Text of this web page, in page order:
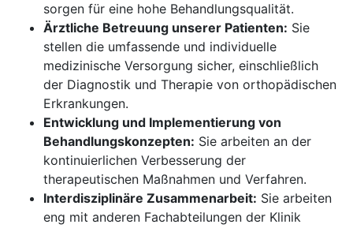
sorgen für eine hohe Behandlungsqualität.
Ärztliche Betreuung unserer Patienten: Sie
stellen die umfassende und individuelle
medizinische Versorgung sicher, einschließlich
der Diagnostik und Therapie von orthopädischen
Erkrankungen.
Entwicklung und Implementierung von
Behandlungskonzepten: Sie arbeiten an der
kontinuierlichen Verbesserung der
therapeutischen Maßnahmen und Verfahren.
Interdisziplinäre Zusammenarbeit: Sie arbeiten
eng mit anderen Fachabteilungen der Klinik